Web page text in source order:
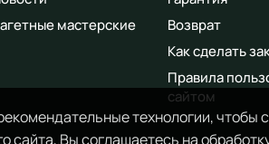
технологии, чтобы
сайта, Вы соглашаетесь на
мастерские
Возврат
Как сделать
Правила
сайтом